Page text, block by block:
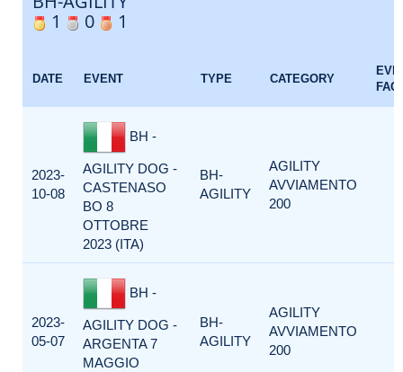
1
0 1
DATE EVENT TYPE CATEGORY
2023-
10-08
BH -
AGILITY DOG -
CASTENASO
BO 8
OTTOBRE
2023 (ITA)
BH-
AGILITY
AGILITY
AVVIAMENTO
200
2023-
05-07
BH -
AGILITY DOG -
ARGENTA 7
MAGGIO
BH-
AGILITY
AGILITY
AVVIAMENTO
200